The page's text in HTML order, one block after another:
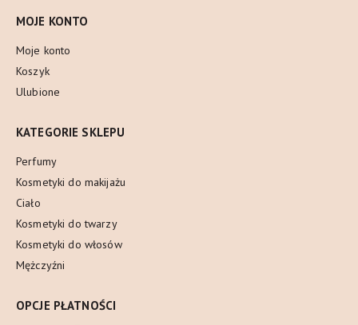
MOJE KONTO
Moje konto
Koszyk
Ulubione
KATEGORIE SKLEPU
Perfumy
Kosmetyki do makijażu
Ciało
Kosmetyki do twarzy
Kosmetyki do włosów
Mężczyźni
OPCJE PŁATNOŚCI